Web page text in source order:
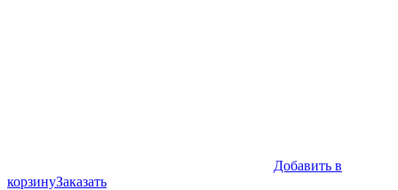
Добавить в
корзинуЗаказать